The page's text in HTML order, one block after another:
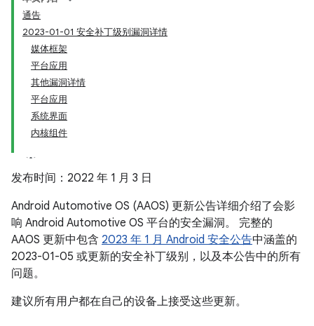
通告
2023-01-01 安全补丁级别漏洞详情
媒体框架
平台应用
其他漏洞详情
平台应用
系统界面
内核组件
发布时间：2022 年 1 月 3 日
Android Automotive OS (AAOS) 更新公告详细介绍了会影
响 Android Automotive OS 平台的安全漏洞。 完整的
AAOS 更新中包含 2023 年 1 月 Android 安全公告中涵盖的
2023-01-05 或更新的安全补丁级别，以及本公告中的所有
问题。
建议所有用户都在自己的设备上接受这些更新。